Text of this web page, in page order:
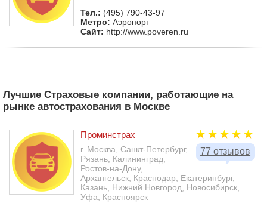
Тел.: (495) 790-43-97
Метро: Аэропорт
Сайт: http://www.poveren.ru
Лучшие Страховые компании, работающие на
рынке автострахования в Москве
77 отзывов
Проминстрах
г. Москва, Санкт-Петербург,
Рязань, Калининград,
Ростов-на-Дону,
Архангельск, Краснодар, Екатеринбург,
Казань, Нижний Новгород, Новосибирск,
Уфа, Красноярск